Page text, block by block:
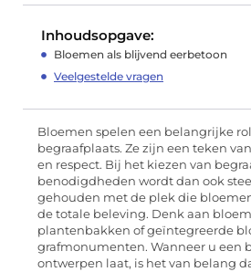
Inhoudsopgave:
Bloemen als blijvend eerbetoon
Veelgestelde vragen
Bloemen spelen een belangrijke
begraafplaats. Ze zijn een teken
en respect. Bij het kiezen van
benodigdheden wordt dan ook
gehouden met de plek die
de totale beleving. Denk aan
plantenbakken of geïntegreerde
grafmonumenten. Wanneer u een
ontwerpen laat, is het van belang